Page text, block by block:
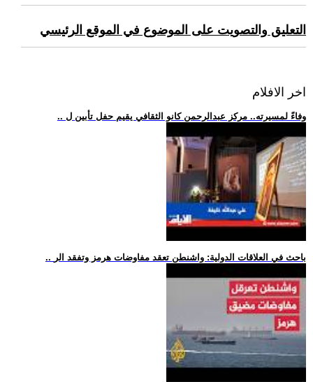
التعليق والتصويت على الموضوع في الموقع الرئيسي
اخر الافلام
.. وفاءً لمسيرته.. مركز عبدالرحمن كانو الثقافي يقيم حفل تأبين ل
.. باحث في العلاقات الدولية: واشنطن تعقد مفاوضات هرمز وتفقد الر